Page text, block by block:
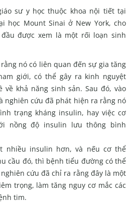
sư y học thuộc khoa nội tiết tại
học Mount Sinai ở New York, cho
được xem là một rối loạn sinh
nó có liên quan đến sự gia tăng
giới, có thể gây ra kinh nguyệt
về khả năng sinh sản. Sau đó, vào
nghiên cứu đã phát hiện ra rằng nó
trạng kháng insulin, hay việc cơ
nồng độ insulin lưu thông bình
nhiều insulin hơn, và nếu cơ thể
cầu đó, thì bệnh tiểu đường có thể
cứu đã chỉ ra rằng đây là một
trọng, làm tăng nguy cơ mắc các
tim.